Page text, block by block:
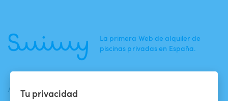
Tu privacidad
La primera Web de alquiler de
piscinas privadas en España.
ACTUALIDADES